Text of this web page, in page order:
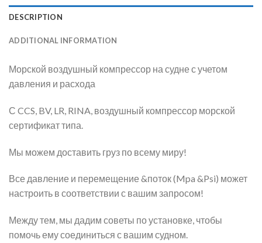
DESCRIPTION
ADDITIONAL INFORMATION
Морской воздушный компрессор на судне с учетом
давления и расхода
С CCS, BV, LR, RINA, воздушный компрессор морской
сертификат типа.
Мы можем доставить груз по всему миру!
Все давление и перемещение &поток (Mpa &Psi) может
настроить в соответствии с вашим запросом!
Между тем, мы дадим советы по установке, чтобы
помочь ему соединиться с вашим судном.